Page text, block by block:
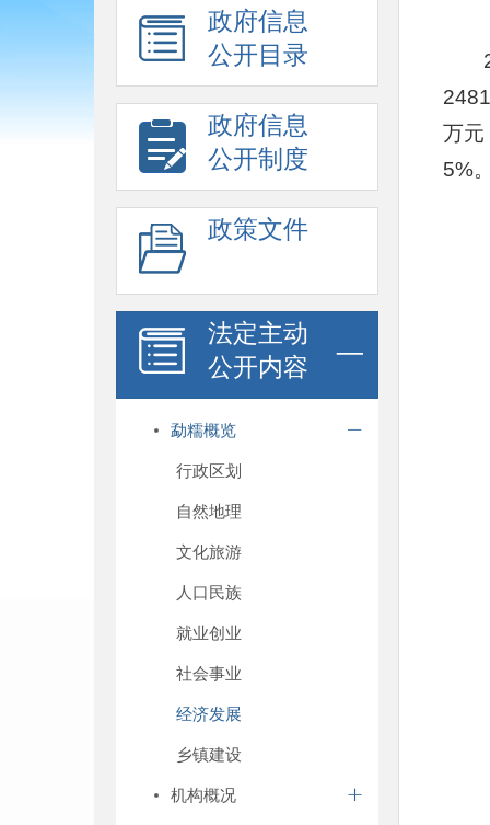
政府信息
公开目录
政府信息
公开制度
政策文件
法定主动
公开内容
勐糯概览
行政区划
自然地理
文化旅游
人口民族
就业创业
社会事业
经济发展
乡镇建设
机构概况
万元
5%